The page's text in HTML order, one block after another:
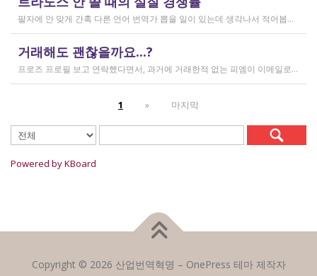
팔자에 안 맞게 간혹 다른 언어 번역가 뽑을 일이 있는데 생각나서 적어봅니다 트라도스/메모큐를 사야 하냐? 라는 질문은 설득의 대상이 아니라고 생각해서 그냥 두는 편인데요 질문 전 적극적으로 정보를 찾아보는 상태에서는 의미가 있을 것입니다 뽑히는 입장에선 잘 모르는데, 뽑는 입장에서는 트라도스/메모큐 안 쓰는 사람은 걸러버리면 정말 편합니다 주어진 업무를 못 한다는 뜻이거든요 1) 용어 1천개가 든 용어집이 있음 2) 기존에 쓰던 번역 메모리가 있음 상당히 흔한 상황인데, 트라도스/메모큐를 안 쓰고 외워서 작업이 가능한 사람은 산업스파이 쪽으로 가셔야지 여기 있으면 안 됨 저 스크린샷에도 제가 답변한 사람은 얼마 안 되는데요 챗지피티로 '트라도스 사용자/기타 요건(단가 등)' 맞는 사람만 필터로 건져서 답변하는 겁니다 아마 트라도스 안 써도 되는 운전면허증 번역같은 업무도 있을 텐데, 그런 것은 단발성이고 업데이트가 없으며 없는 자들끼리 경쟁해서 경쟁률이 아주 높을 겁니다.
거래해도 괜찮을까요...?
프로즈 프로필 보고 연락했다면서, 과거에 거래한적 없는 피엠이 이메일로 의뢰를 주셨는데요 샘테도 보지 않고 4일안에 19000단어 영한번역을 해달라는데 거래해도 괜찮을까요..? 거래한적 한번도 없는 뉴비한테 샘테도 없이 프로젝트를 던져주니 이거 사기인거 아닌가 좀 걱정이 됩니다. 급한데 사람구하기 어려워서일까요? 게다가 전 이력서상 경력도 몇줄 안되는 초보중의 초보입니다...
1 » 마지막
Powered by KBoard
Copyright © 2026 산업번역혁명 – OnePress 테마 제작자